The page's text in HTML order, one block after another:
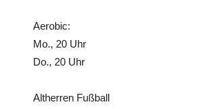
Aerobic:
Mo., 20 Uhr
Do., 20 Uhr
Altherren Fußball